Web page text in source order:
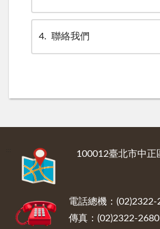
4 聯絡我們
100012臺北市中正
電話總機：(02)2322-
傳真：(02)2322-2680